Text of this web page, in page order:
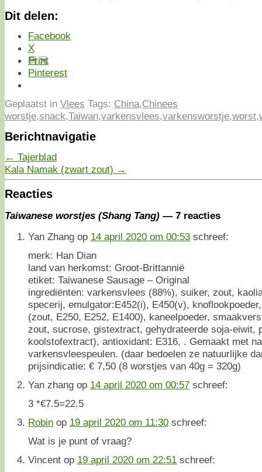
Dit delen:
Facebook
X
Print
Pinterest
Geplaatst in Vlees Tags: China,Chinees
worstje,snack,Taiwan,varkensvlees,varkensworstje,worst,
Berichtnavigatie
← Tajerblad
Kala Namak (zwart zout) →
Reacties
Taiwanese worstjes (Shang Tang) — 7 reacties
Yan Zhang op 14 april 2020 om 00:53 schreef:
merk: Han Dian
land van herkomst: Groot-Brittannië
etiket: Taiwanese Sausage – Original
ingrediënten: varkensvlees (88%), suiker, zout,
specerij, emulgator:E452(i), E450(v),
(zout, E250, E252, E1400), kaneelpoeder,
zout, sucrose, gistextract, gehydrateerde soja-eiwit,
koolstofextract), antioxidant: E316, . Gemaakt met
varkensvleespeulen. (daar bedoelen ze natuurlijke
prijsindicatie: € 7,50 (8 worstjes van 40g = 320g)
Yan zhang op 14 april 2020 om 00:57 schreef:
3 *€7.5=22.5
Robin op 19 april 2020 om 11:30 schreef:
Wat is je punt of vraag?
Vincent op 19 april 2020 om 22:51 schreef: